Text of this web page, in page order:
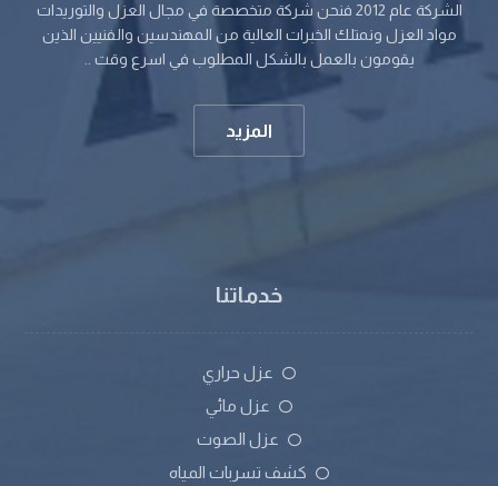
الشركة عام 2012 فنحن شركة متخصصة في مجال العزل والتوريدات
مواد العزل ونمتلك الخبرات العالية من المهندسين والفنيين الذين
يقومون بالعمل بالشكل المطلوب في اسرع وقت ..
المزيد
خدماتنا
عزل حراري
عزل مائي
عزل الصوت
كشف تسربات المياه